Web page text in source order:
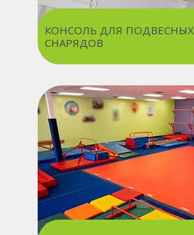
КОНСОЛЬ ДЛЯ ПОДВЕСНЫХ
СНАРЯДОВ